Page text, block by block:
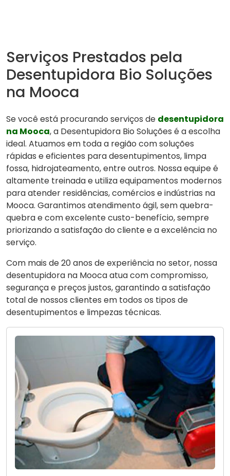
Serviços Prestados pela
Desentupidora Bio Soluções
na Mooca
Se você está procurando serviços de desentupidora
na Mooca, a Desentupidora Bio Soluções é a escolha
ideal. Atuamos em toda a região com soluções
rápidas e eficientes para desentupimentos, limpa
fossa, hidrojateamento, entre outros. Nossa equipe é
altamente treinada e utiliza equipamentos modernos
para atender residências, comércios e indústrias na
Mooca. Garantimos atendimento ágil, sem quebra-
quebra e com excelente custo-benefício, sempre
priorizando a satisfação do cliente e a excelência no
serviço.
Com mais de 20 anos de experiência no setor, nossa
desentupidora na Mooca atua com compromisso,
segurança e preços justos, garantindo a satisfação
total de nossos clientes em todos os tipos de
desentupimentos e limpezas técnicas.